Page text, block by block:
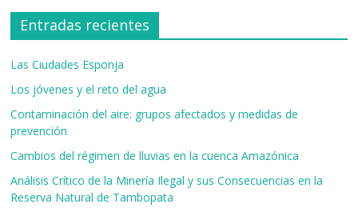
e
b
o
o
k
itt
er
a
gr
a
m
k
e
n
T
e
C
h
a
Entradas recientes
Las Ciudades Esponja
Los jóvenes y el reto del agua
Contaminación del aire: grupos afectados y medidas de
prevención
Cambios del régimen de lluvias en la cuenca Amazónica
Análisis Crítico de la Minería Ilegal y sus Consecuencias en la
Reserva Natural de Tambopata